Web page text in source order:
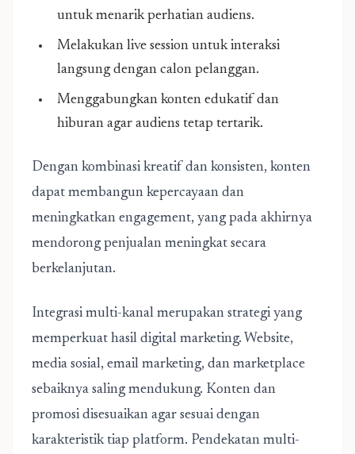
untuk menarik perhatian audiens.
Melakukan live session untuk interaksi
langsung dengan calon pelanggan.
Menggabungkan konten edukatif dan
hiburan agar audiens tetap tertarik.
Dengan kombinasi kreatif dan konsisten, konten
dapat membangun kepercayaan dan
meningkatkan engagement, yang pada akhirnya
mendorong penjualan meningkat secara
berkelanjutan.
Integrasi multi-kanal merupakan strategi yang
memperkuat hasil digital marketing. Website,
media sosial, email marketing, dan marketplace
sebaiknya saling mendukung. Konten dan
promosi disesuaikan agar sesuai dengan
karakteristik tiap platform. Pendekatan multi-